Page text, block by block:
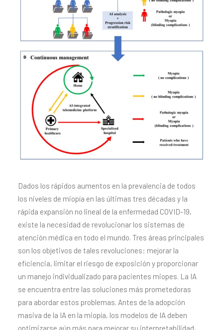
Dados los rápidos aumentos en la prevalencia de todos
los niveles de miopía en las últimas tres décadas y la
rápida expansión no lineal de la enfermedad COVID-19,
existe la necesidad de revolucionar los sistemas de
atención médica en todo el mundo. Tres áreas principales
son los objetivos de tales revoluciones: mejorar la
eficiencia, limitar el riesgo de exposición y proporcionar
un manejo individualizado para pacientes miopes. La IA
se encuentra entre las soluciones más prometedoras
para abordar estos problemas. Antes de la adopción
masiva de la IA en la miopía, los modelos de IA deben
optimizarse aún más para mejorar su interpretabilidad,